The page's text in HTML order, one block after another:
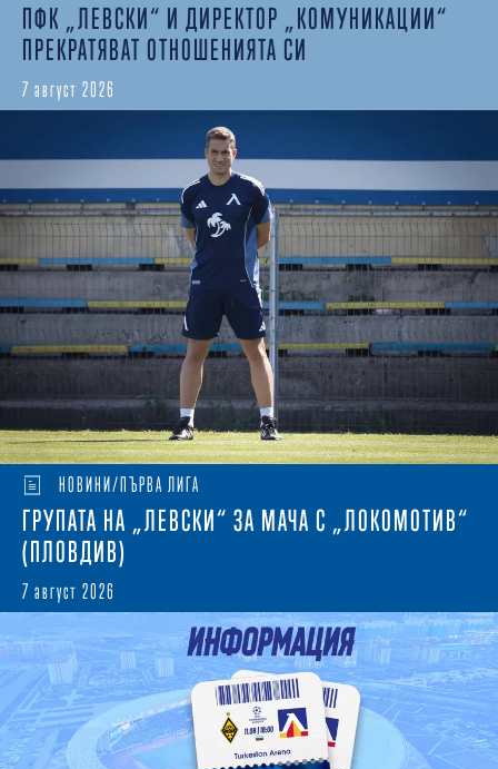
ПФК „ЛЕВСКИ“ И ДИРЕКТОР „КОМУНИКАЦИИ“
ПРЕКРАТЯВАТ ОТНОШЕНИЯТА СИ
7 август 2026
НОВИНИ/ПЪРВА ЛИГА
ГРУПАТА НА „ЛЕВСКИ“ ЗА МАЧА С „ЛОКОМОТИВ“
(ПЛОВДИВ)
7 август 2026